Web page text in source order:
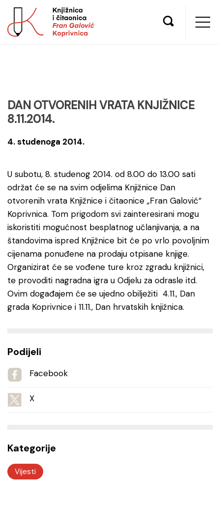
DAN OTVORENIH VRATA KNJIŽNICE
8.11.2014.
4. studenoga 2014.
U subotu, 8. studenog 2014. od 8.00 do 13.00 sati
održat će se na svim odjelima Knjižnice Dan
otvorenih vrata Knjižnice i čitaonice „Fran Galović“
Koprivnica. Tom prigodom svi zainteresirani mogu
iskoristiti mogućnost besplatnog učlanjivanja, a na
štandovima ispred Knjižnice bit će po vrlo povoljnim
cijenama ponuđene na prodaju otpisane knjige.
Organizirat će se vođene ture kroz zgradu knjižnici,
te provoditi nagradna igra u Odjelu za odrasle itd.
Ovim događajem će se ujedno obilježiti 4.11., Dan
grada Koprivnice i 11.11., Dan hrvatskih knjižnica.
Podijeli
Facebook
X
Kategorije
Vijesti